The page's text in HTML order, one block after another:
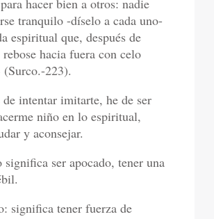
hacer bien a otros: nadie
tranquilo -díselo a cada uno-
espiritual que, después de
hacia fuera con celo
223).
de intentar imitarte, he de ser
niño en lo espiritual,
y aconsejar.
significa ser apocado, tener una
significa tener fuerza de